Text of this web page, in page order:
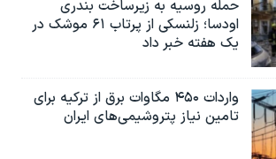
حمله روسیه به زیرساخت بندری
اودسا؛ زلنسکی از پرتاب ۶۱ موشک در
یک هفته خبر داد
واردات ۴۵۰ مگاوات برق از ترکیه برای
تامین نیاز پتروشیمی‌های ایران